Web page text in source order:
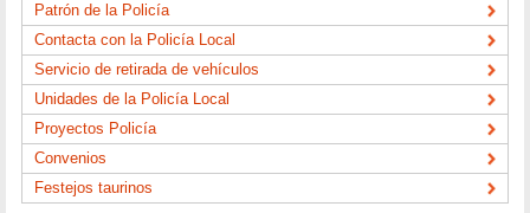
Patrón de la Policía
Contacta con la Policía Local
Servicio de retirada de vehículos
Unidades de la Policía Local
Proyectos Policía
Convenios
Festejos taurinos